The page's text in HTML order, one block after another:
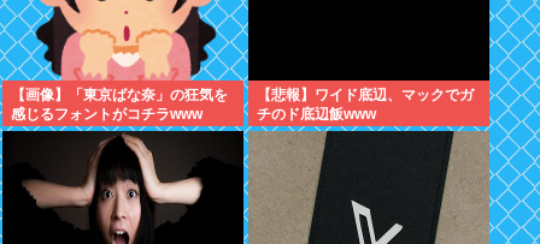
【画像】「東京ばな奈」の狂気を
感じるフォントがコチラwww
【悲報】ワイド底辺、マックでガ
チのド底辺飯www